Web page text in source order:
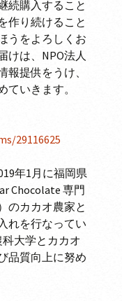
続購入すること
作り続けること
うをよろしくお
けは、NPO法人
報提供をうけ、
いきます。
29116625
年1月に福岡県
Chocolate 専門
のカカオ農家と
れを行なってい
大学とカカオ
品質向上に努め